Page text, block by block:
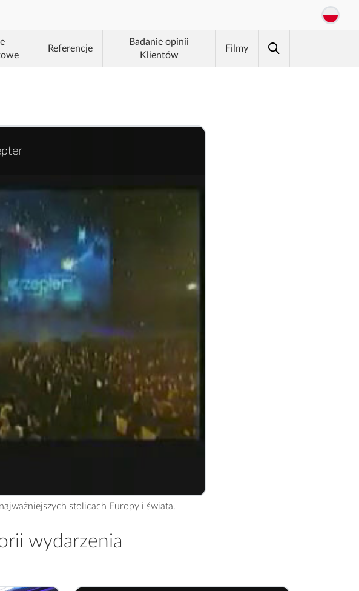
Referencje
Badanie opinii
Klientów
Filmy
stolicach Europy i świata.
wydarzenia